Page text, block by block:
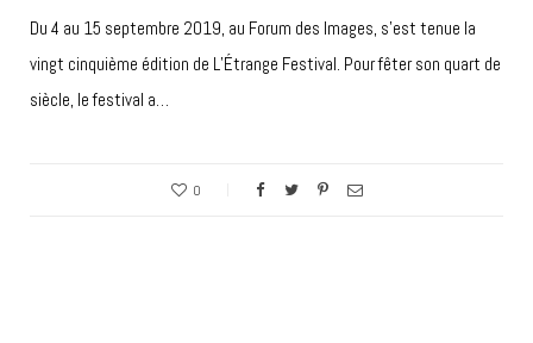
Du 4 au 15 septembre 2019, au Forum des Images, s’est tenue la
vingt cinquième édition de L’Étrange Festival. Pour fêter son quart de
siècle, le festival a…
0